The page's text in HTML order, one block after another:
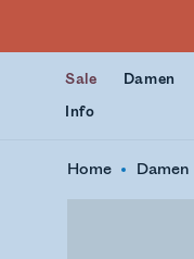
Sale Damen
Info
Home Damen